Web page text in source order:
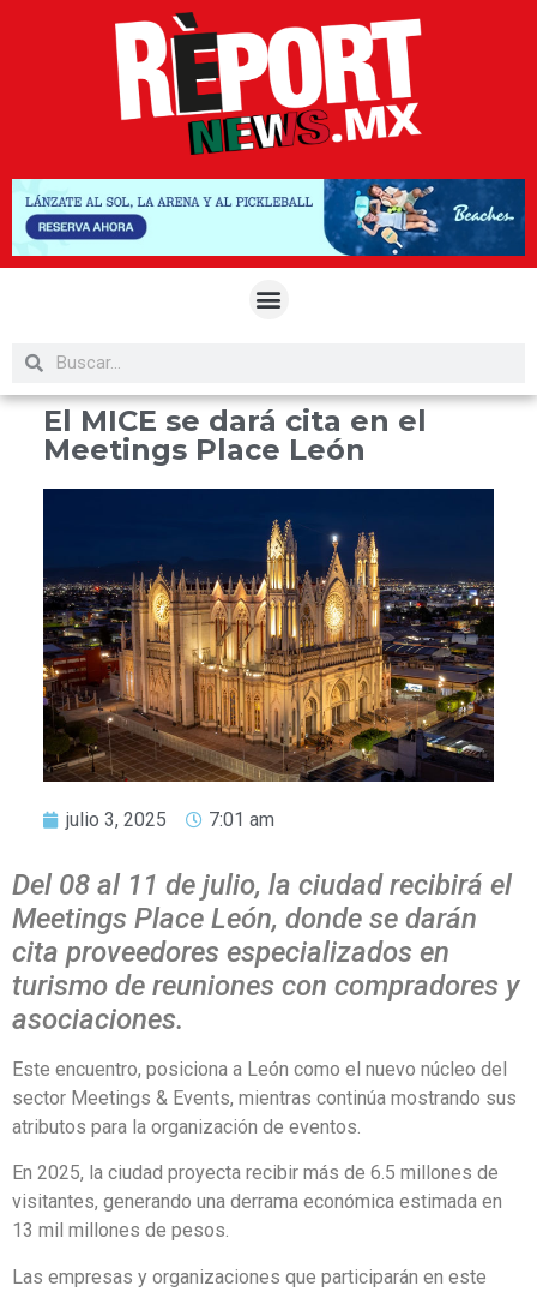
El MICE se dará cita en el
Meetings Place León
julio 3, 2025 7:01 am
Del 08 al 11 de julio, la ciudad recibirá el
Meetings Place León, donde se darán
cita proveedores especializados en
turismo de reuniones con compradores y
asociaciones.
Este encuentro, posiciona a León como el nuevo núcleo del
sector Meetings & Events, mientras continúa mostrando sus
atributos para la organización de eventos.
En 2025, la ciudad proyecta recibir más de 6.5 millones de
visitantes, generando una derrama económica estimada en
13 mil millones de pesos.
Las empresas y organizaciones que participarán en este